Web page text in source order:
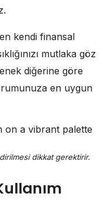
kendi finansal
mutlaka göz
diğerine göre
en uygun
dikkat gerektirir.